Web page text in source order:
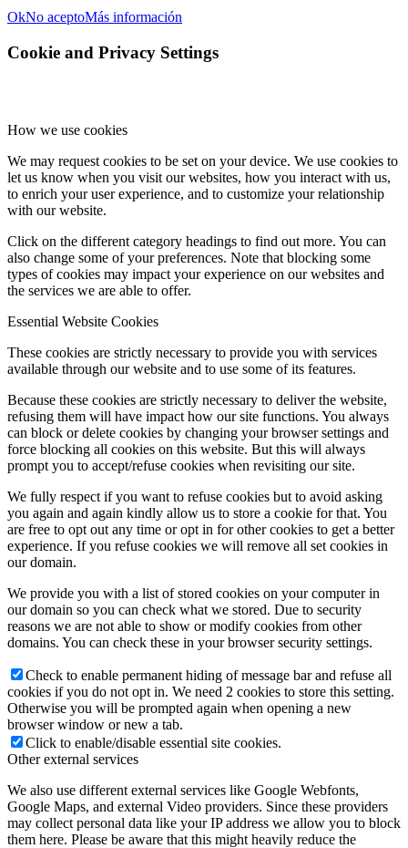
OkNo aceptoMás información
Cookie and Privacy Settings
How we use cookies
We may request cookies to be set on your device. We use cookies to
let us know when you visit our websites, how you interact with us,
to enrich your user experience, and to customize your relationship
with our website.
Click on the different category headings to find out more. You can
also change some of your preferences. Note that blocking some
types of cookies may impact your experience on our websites and
the services we are able to offer.
Essential Website Cookies
These cookies are strictly necessary to provide you with services
available through our website and to use some of its features.
Because these cookies are strictly necessary to deliver the website,
refusing them will have impact how our site functions. You always
can block or delete cookies by changing your browser settings and
force blocking all cookies on this website. But this will always
prompt you to accept/refuse cookies when revisiting our site.
We fully respect if you want to refuse cookies but to avoid asking
you again and again kindly allow us to store a cookie for that. You
are free to opt out any time or opt in for other cookies to get a better
experience. If you refuse cookies we will remove all set cookies in
our domain.
We provide you with a list of stored cookies on your computer in
our domain so you can check what we stored. Due to security
reasons we are not able to show or modify cookies from other
domains. You can check these in your browser security settings.
Check to enable permanent hiding of message bar and refuse all
cookies if you do not opt in. We need 2 cookies to store this setting.
Otherwise you will be prompted again when opening a new
browser window or new a tab.
Click to enable/disable essential site cookies.
Other external services
We also use different external services like Google Webfonts,
Google Maps, and external Video providers. Since these providers
may collect personal data like your IP address we allow you to block
them here. Please be aware that this might heavily reduce the